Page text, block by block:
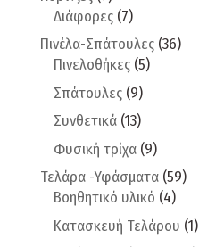
Διάφορες (7)
Πινέλα-Σπάτουλες (36)
Πινελοθήκες (5)
Σπάτουλες (9)
Συνθετικά (13)
Φυσική τρίχα (9)
Τελάρα -Υφάσματα (59)
Βοηθητικό υλικό (4)
Κατασκευή Τελάρου (1)